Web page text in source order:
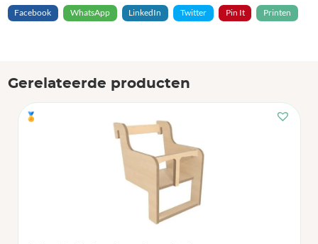
Facebook
WhatsApp LinkedIn Twitter Pin It Printen
Gerelateerde producten
🏅